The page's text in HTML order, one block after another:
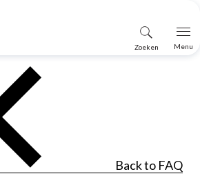
Zoeken Menu
Back to FAQ